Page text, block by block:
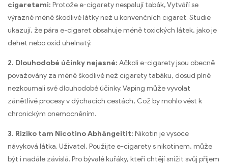
cigaretami: Protože e-cigarety nespalují tabák, Vytváří se
výrazně méně škodlivé látky než u konvenčních cigaret. Studie
ukazují, že pára e-cigaret obsahuje méně toxických látek, jako je
dehet nebo oxid uhelnatý.
2. Dlouhodobé účinky nejasné: Ačkoli e-cigarety jsou obecně
považovány za méně škodlivé než cigarety tabáku, dosud plně
nezkoumali své dlouhodobé účinky. Vaping může vyvolat
zánětlivé procesy v dýchacích cestách, Což by mohlo vést k
chronickým onemocněním.
3. Riziko tam Nicotino Abhängeitit: Nikotin je vysoce
návyková látka. Uživatel, Použijte e-cigarety s nikotinem, může
být i nadále závislá. Pro bývalé kuřáky, kteří chtějí snížit svůj příjem